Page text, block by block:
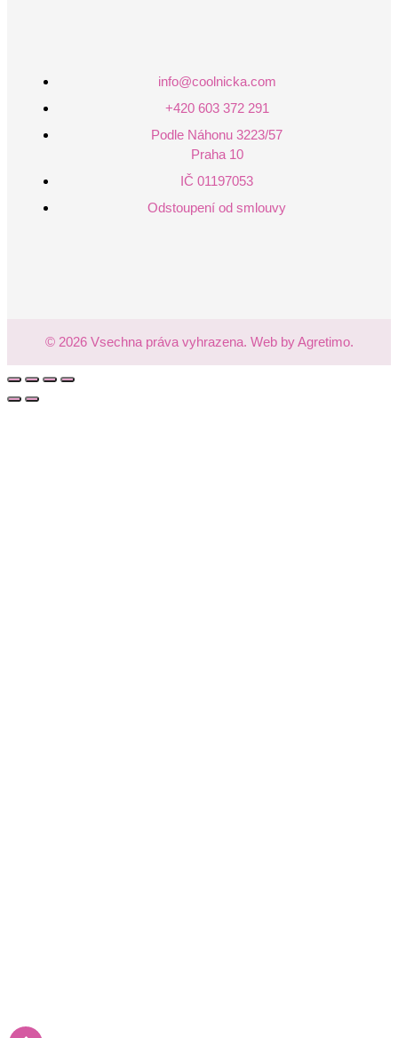
info@coolnicka.com
+420 603 372 291
Podle Náhonu 3223/57
Praha 10
IČ 01197053
Odstoupení od smlouvy
© 2026 Vsechna práva vyhrazena. Web by Agretimo.